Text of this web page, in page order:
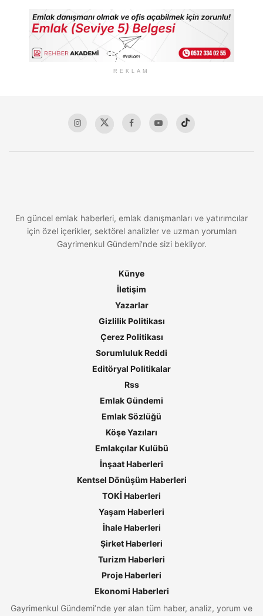
REKLAM
En güncel emlak haberleri, emlak danışmanları ve yatırımcılar
için özel içerikler, sektörel analizler ve uzman yorumları
Gayrimenkul Gündemi'nde sizi bekliyor.
Künye
İletişim
Yazarlar
Gizlilik Politikası
Çerez Politikası
Sorumluluk Reddi
Editöryal Politikalar
Rss
Emlak Gündemi
Emlak Sözlüğü
Köşe Yazıları
Emlakçılar Kulübü
İnşaat Haberleri
Kentsel Dönüşüm Haberleri
TOKİ Haberleri
Yaşam Haberleri
İhale Haberleri
Şirket Haberleri
Turizm Haberleri
Proje Haberleri
Ekonomi Haberleri
Gayrimenkul Gündemi’nde yer alan tüm haber, analiz, yorum ve